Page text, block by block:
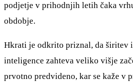
podjetje v prihodnjih letih čaka
obdobje.
Hkrati je odkrito priznal, da širitev
inteligence zahteva veliko višje
prvotno predvideno, kar se kaže v